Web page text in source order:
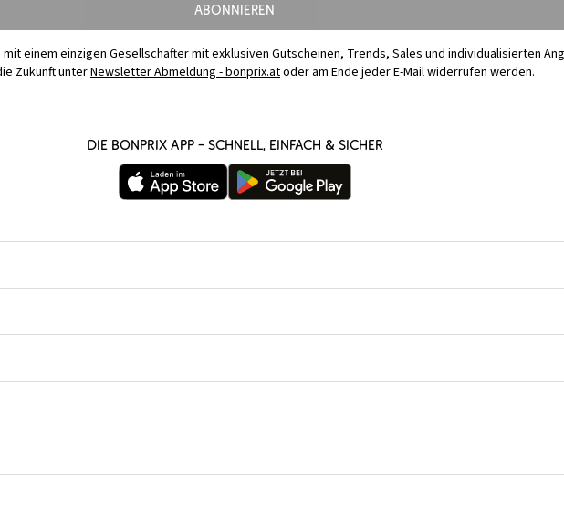
Abonnieren
einem einzigen Gesellschafter mit exklusiven Gutscheinen, Trends, Sales und individualisierten
Zukunft unterNewsletter Abmeldung - bonprix.atoder am Ende jeder E-Mail widerrufen werden.
Die bonprix App – schnell, einfach & sicher